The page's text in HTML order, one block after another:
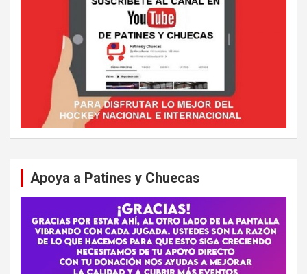
Apoya a Patines y Chuecas